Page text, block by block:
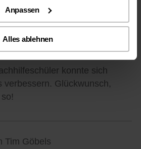
Anpassen
Alles ablehnen
Und geht Probleme bzw.
an. Wir sind super
konnte sich
verbessern. Glückwunsch,
Tim Göbels